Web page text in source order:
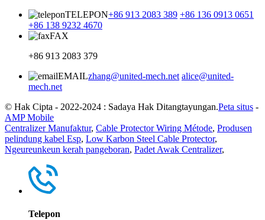
TELEPON+86 913 2083 389 +86 136 0913 0651
+86 138 9232 4670
FAX
+86 913 2083 379
EMAILzhang@united-mech.net alice@united-
mech.net
© Hak Cipta - 2022-2024 : Sadaya Hak Ditangtayungan.Peta situs -
AMP Mobile
Centralizer Manufaktur, Cable Protector Wiring Métode, Produsen
pelindung kabel Esp, Low Karbon Steel Cable Protector,
Ngeureunkeun kerah pangeboran, Padet Awak Centralizer,
Telepon